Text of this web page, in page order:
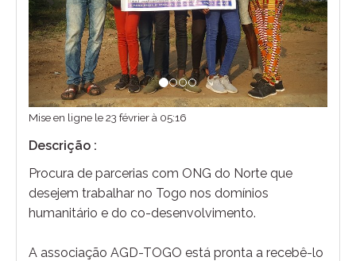
Mise en ligne le 23 février à 05:16
Descrição :
Procura de parcerias com ONG do Norte que
desejem trabalhar no Togo nos domínios
humanitário e do co-desenvolvimento.
A associação AGD-TOGO está pronta a recebê-lo